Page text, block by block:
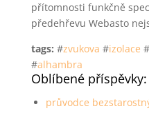
přítomnosti funkčně
předehřevu Webasto
tags: #zvukova #izolace #
#alhambra
Oblíbené příspěvky:
průvodce